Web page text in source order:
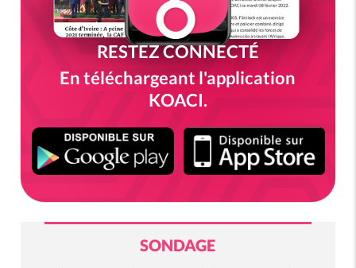
RESTEZ CONNECTÉ
En téléchargeant l'application
KOACI.
SONDAGE